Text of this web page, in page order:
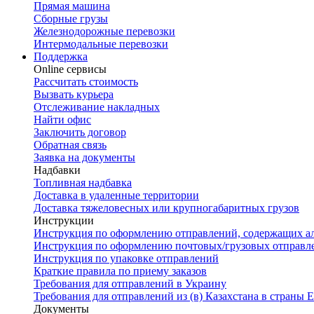
Прямая машина
Сборные грузы
Железнодорожные перевозки
Интермодальные перевозки
Поддержка
Online сервисы
Рассчитать стоимость
Вызвать курьера
Отслеживание накладных
Найти офис
Заключить договор
Обратная связь
Заявка на документы
Надбавки
Топливная надбавка
Доставка в удаленные территории
Доставка тяжеловесных или крупногабаритных грузов
Инструкции
Инструкция по оформлению отправлений, содержащих
Инструкция по оформлению почтовых/грузовых
Инструкция по упаковке отправлений
Краткие правила по приему заказов
Требования для отправлений в Украину
Требования для отправлений из (в) Казахстана в страны
Документы